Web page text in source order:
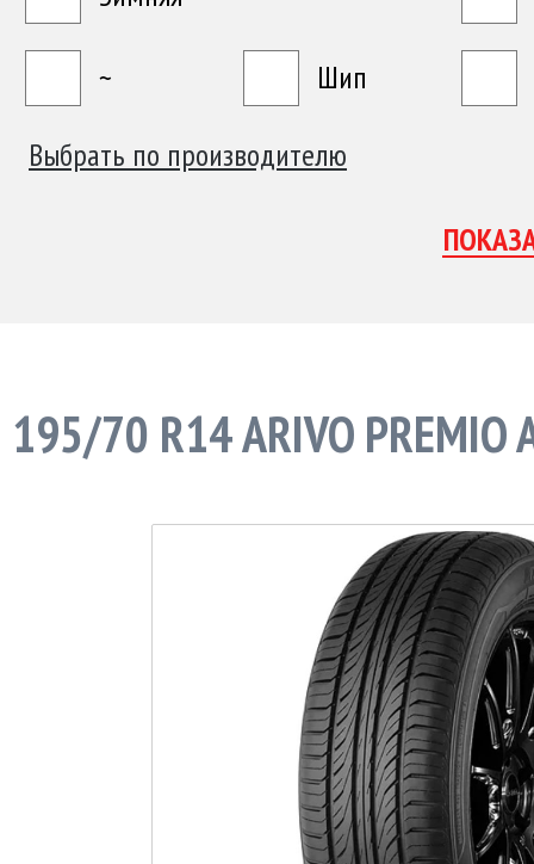
~
Шип
Выбрать по производителю
195/70 R14 ARIVO PREMIO